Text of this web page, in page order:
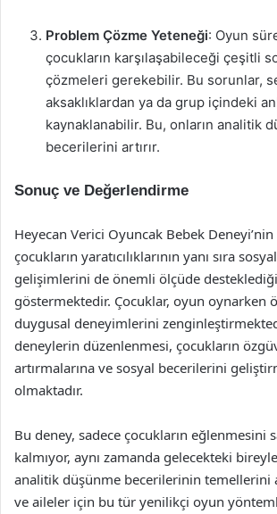
Problem Çözme Yeteneği: Oyun
çocukların karşılaşabileceği çeşitli
çözmeleri gerekebilir. Bu sorunlar,
aksaklıklardan ya da grup içindeki
kaynaklanabilir. Bu, onların analitik
becerilerini artırır.
Sonuç ve Değerlendirme
Heyecan Verici Oyuncak Bebek Deneyi’nin
çocukların yaratıcılıklarının yanı sıra
gelişimlerini de önemli ölçüde
göstermektedir. Çocuklar, oyun oynarken
duygusal deneyimlerini
deneylerin düzenlenmesi, çocukların
artırmalarına ve sosyal becerilerini
olmaktadır.
Bu deney, sadece çocukların eğlenmesini
kalmıyor, aynı zamanda gelecekteki
analitik düşünme becerilerinin temellerini
ve aileler için bu tür yenilikçi oyun